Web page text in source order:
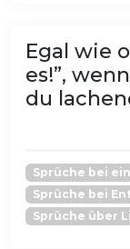
Egal wie
es!”,
du
Sprüche bei
Sprüche bei
Sprüche über